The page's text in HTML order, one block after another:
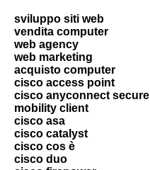
sviluppo siti web
vendita computer
web agency
web marketing
acquisto computer
cisco access point
cisco anyconnect secure
mobility client
cisco asa
cisco catalyst
cisco cos è
cisco duo